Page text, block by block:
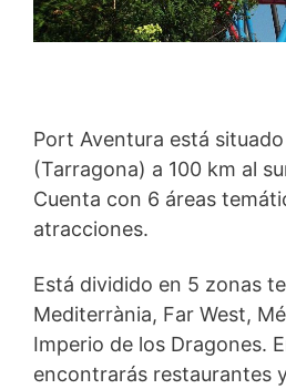
Port Aventura está situado
(Tarragona) a 100 km al
Cuenta con 6 áreas
atracciones.
Está dividido en 5 zonas
Mediterrània, Far West,
Imperio de los Dragones.
encontrarás restaurantes